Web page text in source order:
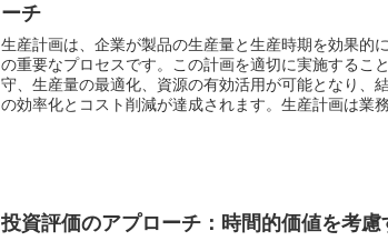
ーチ
生産計画は、企業が製品の生産量と生産時期を効果的
の重要なプロセスです。この計画を適切に実施するこ
守、生産量の最適化、資源の有効活用が可能となり、
の効率化とコスト削減が達成されます。生産計画は業務
投資評価のアプローチ：時間的価値を考慮